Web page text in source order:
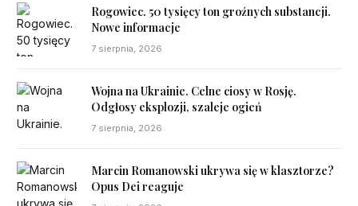
Rogowiec. 50 tysięcy ton groźnych substancji.
Nowe informacje
7 sierpnia, 2026
Wojna na Ukrainie. Celne ciosy w Rosję.
Odgłosy eksplozji, szaleje ogień
7 sierpnia, 2026
Marcin Romanowski ukrywa się w klasztorze?
Opus Dei reaguje